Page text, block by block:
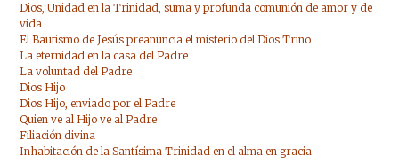
Dios, Unidad en la Trinidad, suma y profunda comunión de amor y de
vida
El Bautismo de Jesús preanuncia el misterio del Dios Trino
La eternidad en la casa del Padre
La voluntad del Padre
Dios Hijo
Dios Hijo, enviado por el Padre
Quien ve al Hijo ve al Padre
Filiación divina
Inhabitación de la Santísima Trinidad en el alma en gracia